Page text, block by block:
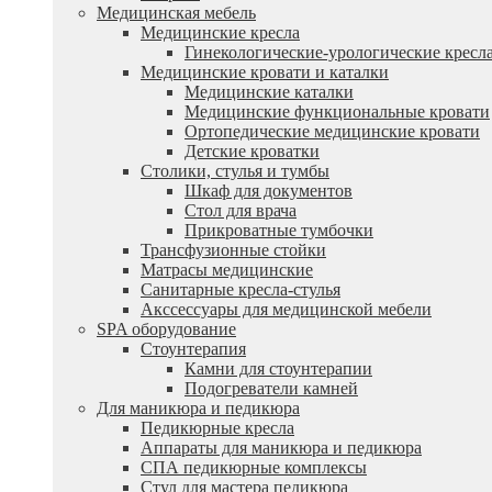
Медицинская мебель
Медицинские кресла
Гинекологические-урологические
Медицинские кровати и каталки
Медицинские каталки
Медицинские функциональные кровати
Ортопедические медицинские кровати
Детские кроватки
Столики, стулья и тумбы
Шкаф для документов
Стол для врача
Прикроватные тумбочки
Трансфузионные стойки
Матрасы медицинские
Санитарные кресла-стулья
Акссессуары для медицинской мебели
SPA оборудование
Стоунтерапия
Камни для стоунтерапии
Подогреватели камней
Для маникюра и педикюра
Педикюрные кресла
Аппараты для маникюра и педикюра
СПА педикюрные комплексы
Стул для мастера педикюра